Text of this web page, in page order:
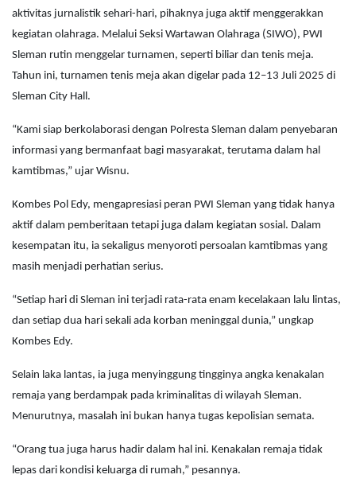
aktivitas jurnalistik sehari-hari, pihaknya juga aktif menggerakkan
kegiatan olahraga. Melalui Seksi Wartawan Olahraga (SIWO), PWI
Sleman rutin menggelar turnamen, seperti biliar dan tenis meja.
Tahun ini, turnamen tenis meja akan digelar pada 12–13 Juli 2025 di
Sleman City Hall.
“Kami siap berkolaborasi dengan Polresta Sleman dalam penyebaran
informasi yang bermanfaat bagi masyarakat, terutama dalam hal
kamtibmas,” ujar Wisnu.
Kombes Pol Edy, mengapresiasi peran PWI Sleman yang tidak hanya
aktif dalam pemberitaan tetapi juga dalam kegiatan sosial. Dalam
kesempatan itu, ia sekaligus menyoroti persoalan kamtibmas yang
masih menjadi perhatian serius.
“Setiap hari di Sleman ini terjadi rata-rata enam kecelakaan lalu lintas,
dan setiap dua hari sekali ada korban meninggal dunia,” ungkap
Kombes Edy.
Selain laka lantas, ia juga menyinggung tingginya angka kenakalan
remaja yang berdampak pada kriminalitas di wilayah Sleman.
Menurutnya, masalah ini bukan hanya tugas kepolisian semata.
“Orang tua juga harus hadir dalam hal ini. Kenakalan remaja tidak
lepas dari kondisi keluarga di rumah,” pesannya.